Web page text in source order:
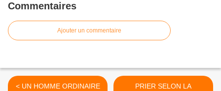
Commentaires
Ajouter un commentaire
< UN HOMME ORDINAIRE
PRIER SELON LA